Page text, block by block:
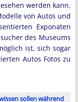
werden kann.
von Autos und
Exponaten
des Museums
ist, sich sogar
Autos Fotos zu
sollen während